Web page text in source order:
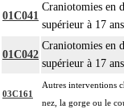
01C041
Craniotomies en
supérieur à 17
01C042
Craniotomies en
supérieur à 17
03C161
Autres interventions
nez, la gorge ou le